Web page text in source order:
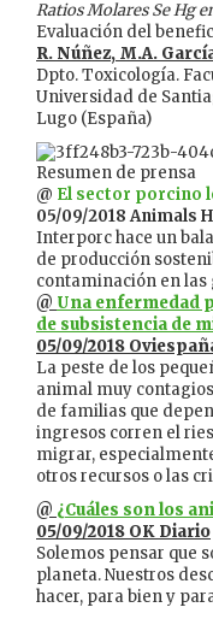
Ratios Molares Se Hg
Evaluación del
R. Núñez, M.A.
Dpto. Toxicología.
Universidad de
Lugo (España)
Resumen de prensa
@ El sector porcino
05/09/2018 Animals
Interporc hace un
de producción
contaminación en las
@ Una enfermedad
de subsistencia de
05/09/2018
La peste de los
animal muy
de familias que
ingresos corren el
migrar,
otros recursos o las
@ ¿Cuáles son los
05/09/2018 OK Diario
Solemos pensar que
planeta. Nuestros
hacer, para bien y